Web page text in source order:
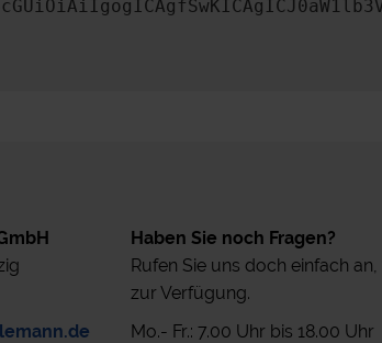
Haben Sie noch Fragen?
Rufen Sie uns doch einfach
zur Verfügung.
Mo.- Fr.: 7.00 Uhr bis 18.00 Uhr